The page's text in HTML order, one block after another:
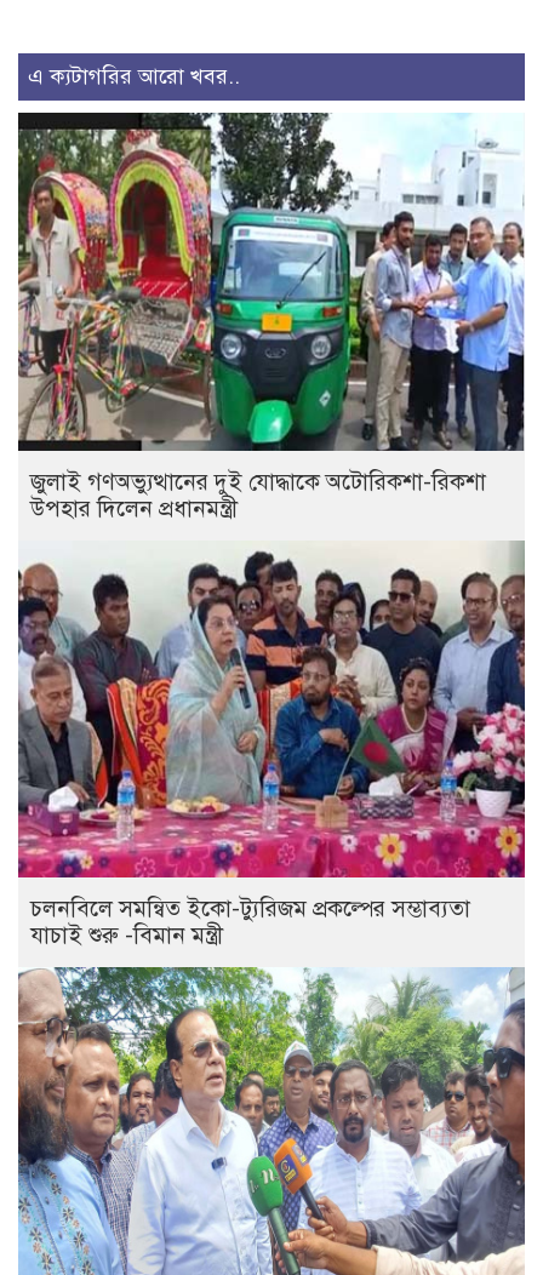
এ ক্যটাগরির আরো খবর..
জুলাই গণঅভ্যুত্থানের দুই যোদ্ধাকে অটোরিকশা-রিকশা
উপহার দিলেন প্রধানমন্ত্রী
চলনবিলে সমন্বিত ইকো-ট্যুরিজম প্রকল্পের সম্ভাব্যতা
যাচাই শুরু -বিমান মন্ত্রী